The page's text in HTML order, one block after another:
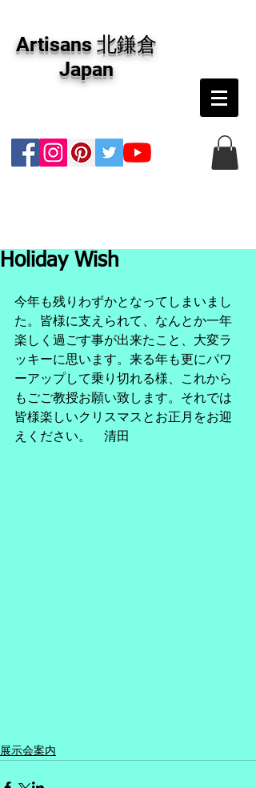
版画・切り絵など、コンテンポラリー並びにフ
ァインアートのオンライン販売をしています。
日本国内の抽象画・具象画の画家に加え、海外
のアーティストの作品もお取り寄せ頂けます。
インテリアとして、大切な方へのギフトとし
Artisans 北鎌倉
Japan
Holiday Wish
今年も残りわずかとなってしまいまし
た。皆様に支えられて、なんとか一年
楽しく過ごす事が出来たこと、大変ラ
ッキーに思います。来る年も更にパワ
ーアップして乗り切れる様、これから
もごご教授お願い致します。それでは
皆様楽しいクリスマスとお正月をお迎
えください。　清田
展示会案内